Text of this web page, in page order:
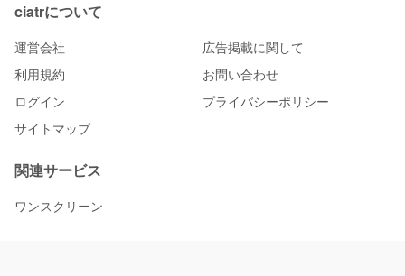
ciatrについて
運営会社
広告掲載に関して
利用規約
お問い合わせ
ログイン
プライバシーポリシー
サイトマップ
関連サービス
ワンスクリーン